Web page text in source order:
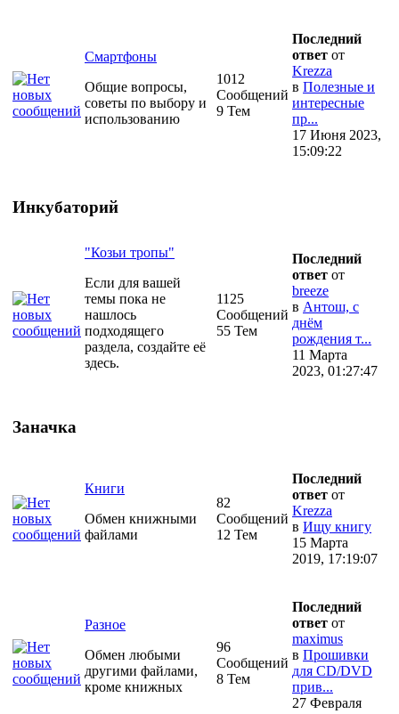
Смартфоны
Общие вопросы,
советы по выбору и
использованию
1012
Сообщений
9 Тем
Последний
ответ от
Krezza
в Полезные и
интересные
пр...
17 Июня 2023,
15:09:22
Инкубаторий
"Козьи тропы"
Если для вашей
темы пока не
нашлось
подходящего
раздела, создайте её
здесь.
1125
Сообщений
55 Тем
Последний
ответ от
breeze
в Антош, с
днём
рождения т...
11 Марта
2023, 01:27:47
Заначка
Книги
Обмен книжными
файлами
82
Сообщений
12 Тем
Последний
ответ от
Krezza
в Ищу книгу
15 Марта
2019, 17:19:07
Разное
Обмен любыми
другими файлами,
кроме книжных
96
Сообщений
8 Тем
Последний
ответ от
maximus
в Прошивки
для CD/DVD
прив...
27 Февраля